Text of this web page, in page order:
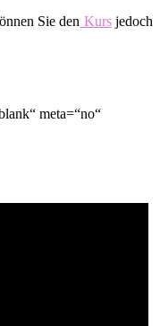
Sie den Kursjedoch
meta=“no“